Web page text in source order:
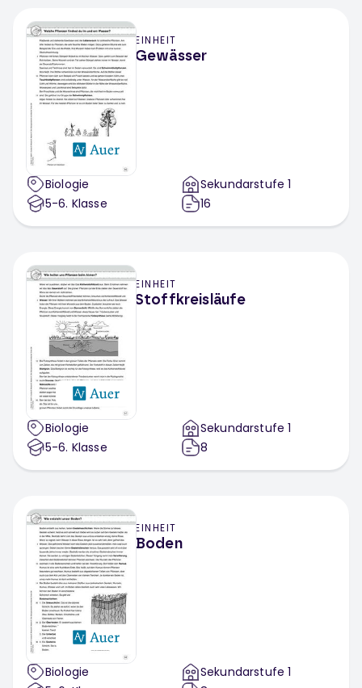
EINHEIT
Gewässer
Biologie
5-6. Klasse
Sekundarstufe 1
16
EINHEIT
Stoffkreisläufe
Biologie
5-6. Klasse
Sekundarstufe 1
8
EINHEIT
Boden
Biologie
Sekundarstufe 1